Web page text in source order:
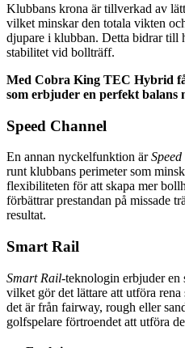
Klubbans krona är tillverkad av
vilket minskar den totala vikten
djupare i klubban. Detta bidrar till
stabilitet vid bollträff.
Med Cobra King TEC Hybrid
som erbjuder en perfekt balans
Speed Channel
En annan nyckelfunktion är
runt klubbans perimeter som
flexibiliteten för att skapa mer
förbättrar prestandan på missade
resultat.
Smart Rail
Smart Rail-teknologin erbjuder en
vilket gör det lättare att utföra
det är från fairway, rough eller
golfspelare förtroendet att utföra